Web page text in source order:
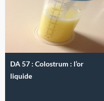
DA 57 : Colostrum : l’or
liquide